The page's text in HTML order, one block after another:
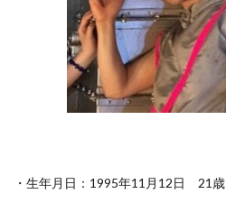
・生年月日：1995年11月12日 21歳